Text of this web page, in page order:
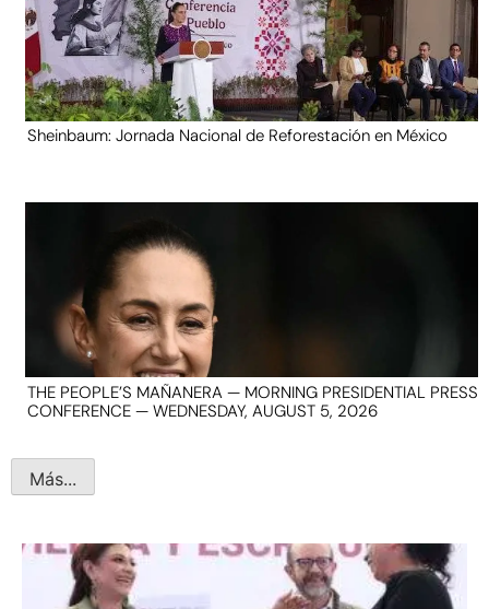
Sheinbaum: Jornada Nacional de Reforestación en México
THE PEOPLE’S MAÑANERA — MORNING PRESIDENTIAL PRESS
CONFERENCE — WEDNESDAY, AUGUST 5, 2026
Más...